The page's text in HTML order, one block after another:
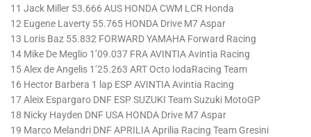
11 Jack Miller 53.666 AUS HONDA CWM LCR Honda
12 Eugene Laverty 55.765 HONDA Drive M7 Aspar
13 Loris Baz 55.832 FORWARD YAMAHA Forward Racing
14 Mike De Meglio 1’09.037 FRA AVINTIA Avintia Racing
15 Alex de Angelis 1’25.263 ART Octo IodaRacing Team
16 Hector Barbera 1 lap ESP AVINTIA Avintia Racing
17 Aleix Espargaro DNF ESP SUZUKI Team Suzuki MotoGP
18 Nicky Hayden DNF USA HONDA Drive M7 Aspar
19 Marco Melandri DNF APRILIA Aprilia Racing Team Gresini